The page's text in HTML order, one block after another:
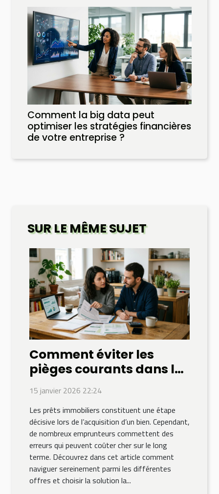
Comment la big data peut
optimiser les stratégies financières
de votre entreprise ?
SUR LE MÊME SUJET
Comment éviter les
pièges courants dans le
choix de prêts
immobiliers ?
15 janvier 2026 22:24
Les prêts immobiliers constituent une étape
décisive lors de l’acquisition d’un bien. Cependant,
de nombreux emprunteurs commettent des
erreurs qui peuvent coûter cher sur le long
terme. Découvrez dans cet article comment
naviguer sereinement parmi les différentes
offres et choisir la solution la...